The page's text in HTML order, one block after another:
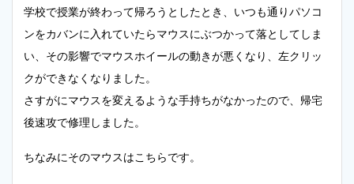
学校で授業が終わって帰ろうとしたとき、いつも通りパソコ
ンをカバンに入れていたらマウスにぶつかって落としてしま
い、その影響でマウスホイールの動きが悪くなり、左クリッ
クができなくなりました。
さすがにマウスを変えるような手持ちがなかったので、帰宅
後速攻で修理しました。
ちなみにそのマウスはこちらです。